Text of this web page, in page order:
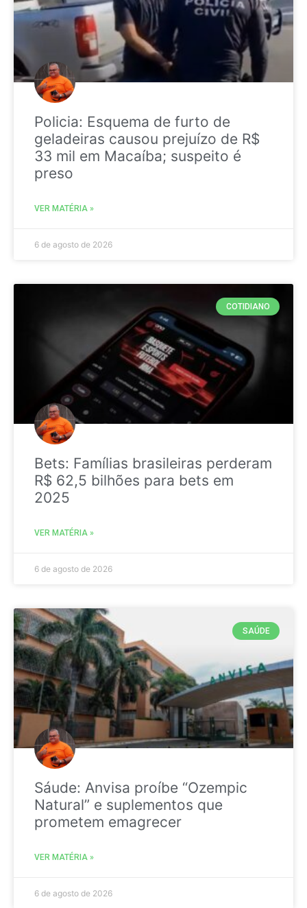
Policia: Esquema de furto de
geladeiras causou prejuízo de R$
33 mil em Macaíba; suspeito é
preso
VER MATÉRIA »
6 de agosto de 2026
COTIDIANO
Bets: Famílias brasileiras perderam
R$ 62,5 bilhões para bets em
2025
VER MATÉRIA »
6 de agosto de 2026
SAÚDE
Sáude: Anvisa proíbe “Ozempic
Natural” e suplementos que
prometem emagrecer
VER MATÉRIA »
6 de agosto de 2026